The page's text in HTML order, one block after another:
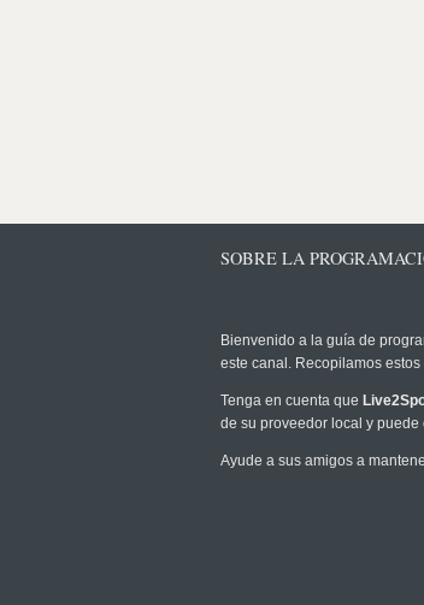
SOBRE LA
Bienvenido a la guía de
este canal. Recopilamos
Tenga en cuenta que
de su proveedor local y
Ayude a sus amigos a